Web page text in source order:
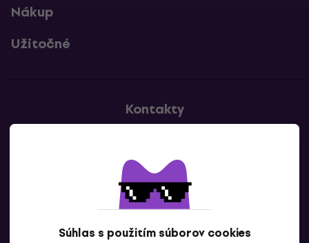
Súhlas s použitím súborov cookies
Nákup
Užitočné
Kontakty